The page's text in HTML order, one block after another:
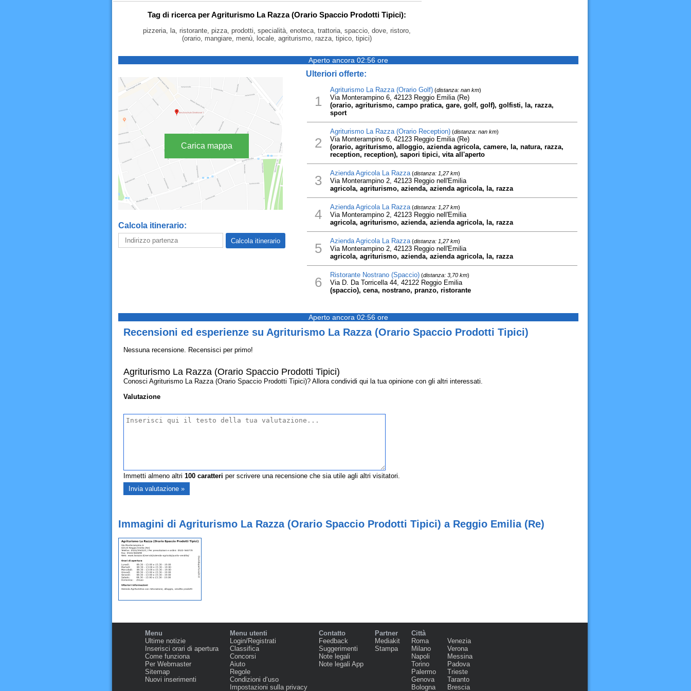
Tag di ricerca per Agriturismo La Razza (Orario Spaccio Prodotti Tipici):
pizzeria, la, ristorante, pizza, prodotti, specialità, enoteca, trattoria, spaccio, dove, ristoro,
(orario, mangiare, menù, locale, agriturismo, razza, tipico, tipici)
Aperto ancora 02:56 ore
Carica mappa
Calcola itinerario:
Ulteriori offerte:
1
Agriturismo La Razza (Orario Golf)(distanza: nan km)
Via Monterampino 6, 42123 Reggio Emilia (Re)
(orario, agriturismo, campo pratica, gare, golf, golf), golfisti, la, razza,
sport
2
Agriturismo La Razza (Orario Reception)(distanza: nan km)
Via Monterampino 6, 42123 Reggio Emilia (Re)
(orario, agriturismo, alloggio, azienda agricola, camere, la, natura, razza,
reception, reception), sapori tipici, vita all'aperto
3 Azienda Agricola La Razza(distanza: 1,27 km)
Via Monterampino 2, 42123 Reggio nell'Emilia
agricola, agriturismo, azienda, azienda agricola, la, razza
4 Azienda Agricola La Razza(distanza: 1,27 km)
Via Monterampino 2, 42123 Reggio nell'Emilia
agricola, agriturismo, azienda, azienda agricola, la, razza
5 Azienda Agricola La Razza(distanza: 1,27 km)
Via Monterampino 2, 42123 Reggio nell'Emilia
agricola, agriturismo, azienda, azienda agricola, la, razza
6 Ristorante Nostrano (Spaccio)(distanza: 3,70 km)
Via D. Da Torricella 44, 42122 Reggio Emilia
(spaccio), cena, nostrano, pranzo, ristorante
Aperto ancora 02:56 ore
Recensioni ed esperienze su Agriturismo La Razza (Orario Spaccio Prodotti Tipici)
Nessuna recensione. Recensisci per primo!
Agriturismo La Razza (Orario Spaccio Prodotti Tipici)
Conosci Agriturismo La Razza (Orario Spaccio Prodotti Tipici)? Allora condividi qui la tua opinione con gli altri interessati.
Valutazione
Immetti almeno altri 100caratteri per scrivere una recensione che sia utile agli altri visitatori.
Immagini di Agriturismo La Razza (Orario Spaccio Prodotti Tipici) a Reggio Emilia (Re)
Menu
Ultime notizie
Inserisci orari di apertura
Come funziona
Per Webmaster
Sitemap
Nuovi inserimenti
Menu utenti
Login/Registrati
Classifica
Concorsi
Aiuto
Regole
Condizioni d‘uso
Impostazioni sulla privacy
Contatto
Feedback
Suggerimenti
Note legali
Note legali App
Partner
Mediakit
Stampa
Città
Roma
Milano
Napoli
Torino
Palermo
Genova
Bologna
Venezia
Verona
Messina
Padova
Trieste
Taranto
Brescia